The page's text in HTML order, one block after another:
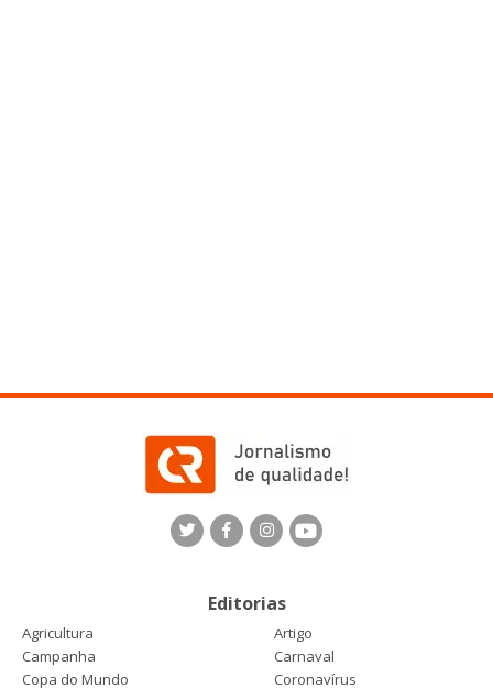
Editorias
Agricultura
Artigo
Campanha
Carnaval
Copa do Mundo
Coronavírus